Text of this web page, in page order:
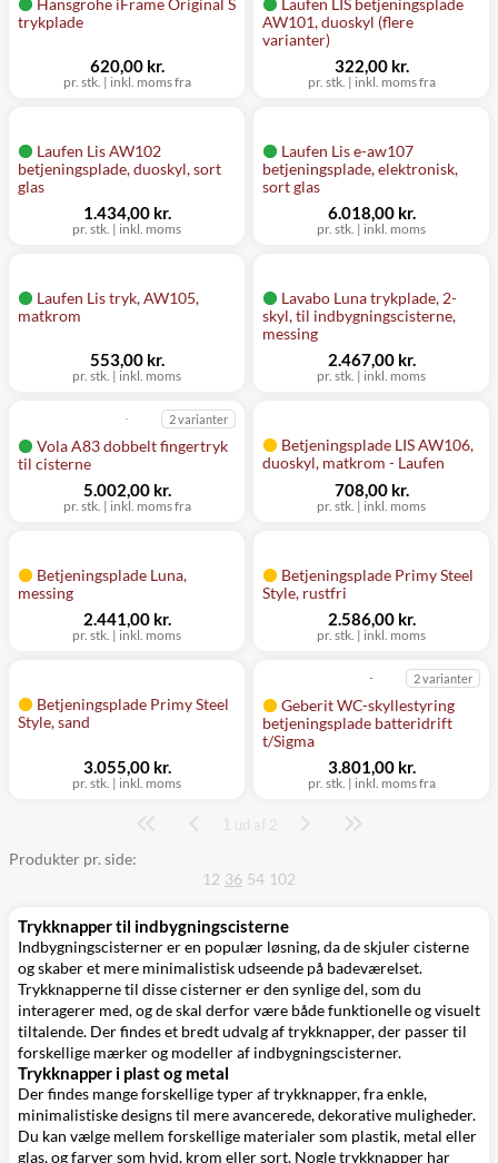
Hansgrohe iFrame Original S
trykplade
pr. stk. | inkl. moms fra
620,00 kr.
Laufen LIS betjeningsplade
AW101, duoskyl (flere
varianter)
pr. stk. | inkl. moms fra
322,00 kr.
Laufen Lis AW102
betjeningsplade, duoskyl, sort
glas
pr. stk. | inkl. moms
1.434,00 kr.
Laufen Lis e-aw107
betjeningsplade, elektronisk,
sort glas
pr. stk. | inkl. moms
6.018,00 kr.
Laufen Lis tryk, AW105,
matkrom
pr. stk. | inkl. moms
553,00 kr.
Lavabo Luna trykplade, 2-
skyl, til indbygningscisterne,
messing
pr. stk. | inkl. moms
2.467,00 kr.
Vola A83 dobbelt fingertryk
til cisterne
2 varianter
pr. stk. | inkl. moms fra
5.002,00 kr.
Betjeningsplade LIS AW106,
duoskyl, matkrom - Laufen
pr. stk. | inkl. moms
708,00 kr.
Betjeningsplade Luna,
messing
pr. stk. | inkl. moms
2.441,00 kr.
Betjeningsplade Primy Steel
Style, rustfri
pr. stk. | inkl. moms
2.586,00 kr.
Betjeningsplade Primy Steel
Style, sand
pr. stk. | inkl. moms
3.055,00 kr.
Geberit WC-skyllestyring
betjeningsplade batteridrift
t/Sigma
2 varianter
pr. stk. | inkl. moms fra
3.801,00 kr.
Side
1 ud af 2
Produkter pr. side:
12 36 54 102
Trykknapper til indbygningscisterne
Indbygningscisterner er en populær løsning, da de skjuler cisterne
og skaber et mere minimalistisk udseende på badeværelset.
Trykknapperne til disse cisterner er den synlige del, som du
interagerer med, og de skal derfor være både funktionelle og visuelt
tiltalende. Der findes et bredt udvalg af trykknapper, der passer til
forskellige mærker og modeller af indbygningscisterner.
Trykknapper i plast og metal
Der findes mange forskellige typer af trykknapper, fra enkle,
minimalistiske designs til mere avancerede, dekorative muligheder.
Du kan vælge mellem forskellige materialer som plastik, metal eller
glas, og farver som hvid, krom eller sort. Nogle trykknapper har